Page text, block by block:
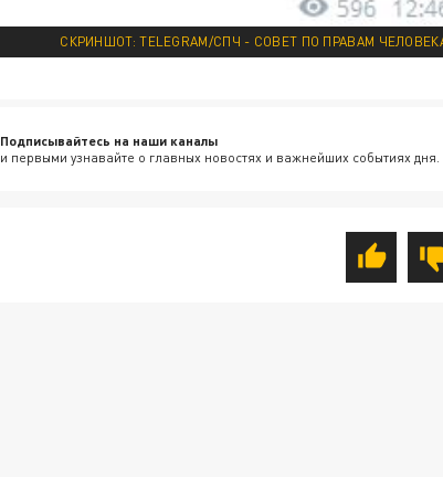
СКРИНШОТ: TELEGRAM/СПЧ - СОВЕТ ПО ПРАВАМ
Подписывайтесь на наши каналы
и первыми узнавайте о главных новостях и важнейших событиях дня.